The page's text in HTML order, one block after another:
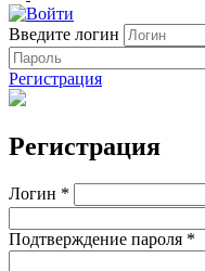
Введите логин
Регистрация
Регистрация
Логин *
Подтверждение пароля *